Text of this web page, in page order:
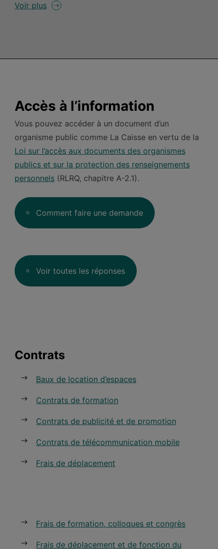
Voir plus
Accès à l’information
Vous pouvez accéder à un document d’un
organisme public comme La Caisse en vertu de la
Loi sur l’accès aux documents des organismes
publics et sur la protection des renseignements
personnels (RLRQ, chapitre A-2.1).
Comment faire une demande
Voir toutes les réponses
Contrats
Baux de location d’espaces
Contrats de formation
Contrats de publicité et de promotion
Contrats de télécommunication mobile
Frais de déplacement
Frais de formation, colloques et congrès
Frais de déplacement et de fonction du